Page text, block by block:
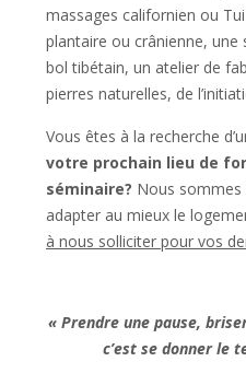
massages californien ou
plantaire ou crânienne, une
bol tibétain, un atelier de
pierres naturelles, de
Vous êtes à la recherche
votre prochain lieu de
séminaire? Nous
adapter au mieux le
à nous solliciter pour vos
« Prendre une pause,
c’est se donner le